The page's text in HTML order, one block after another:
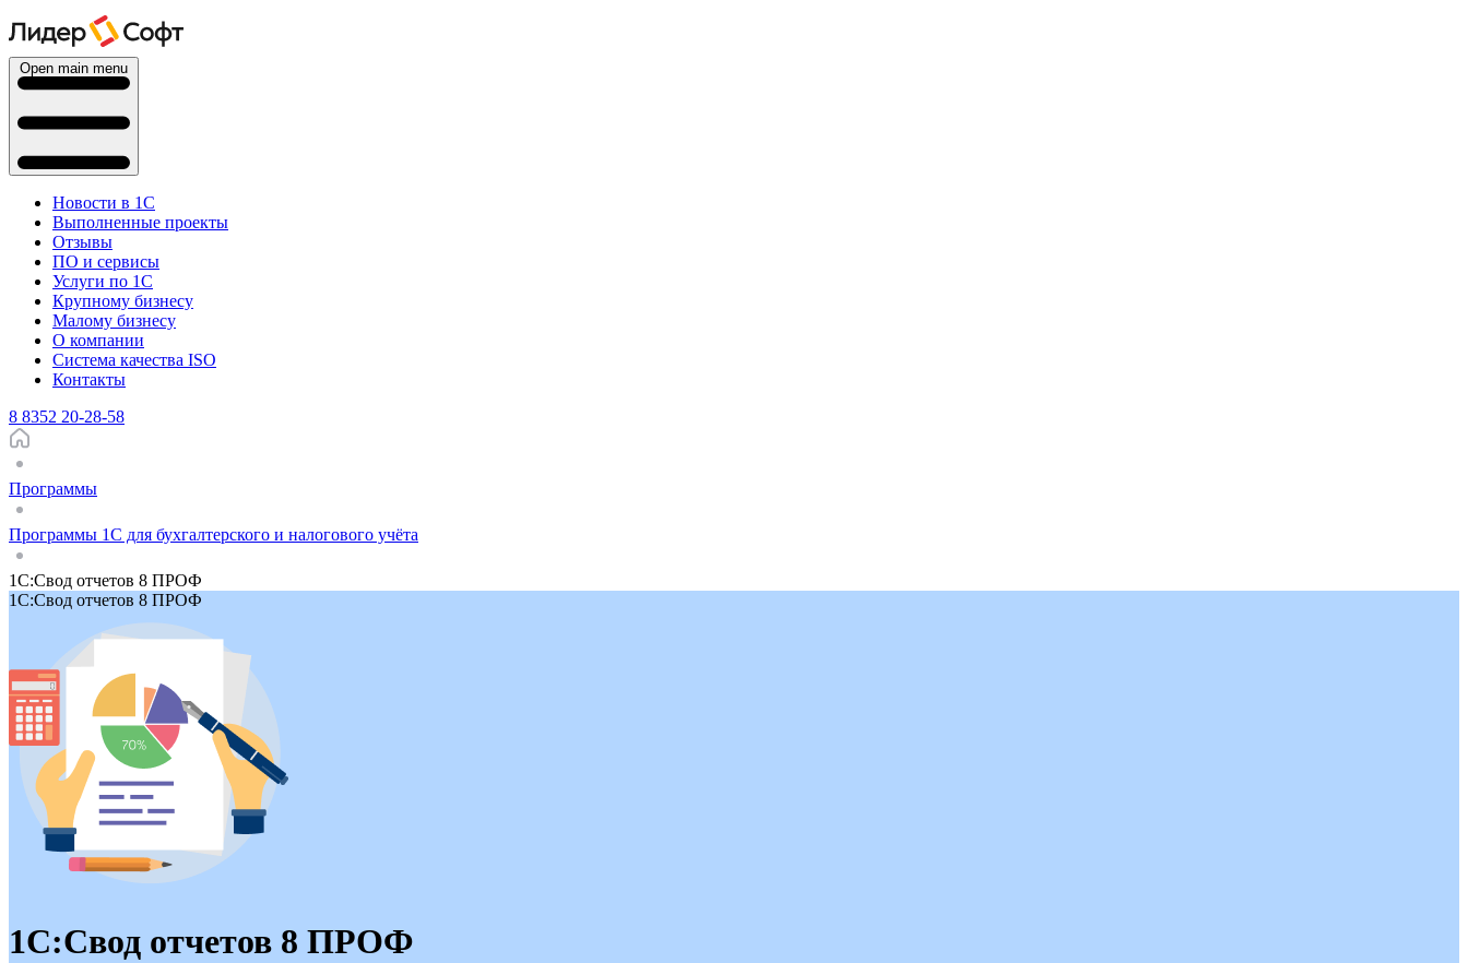
Open main menu
Новости в 1С
Выполненные проекты
Отзывы
ПО и сервисы
Услуги по 1С
Крупному бизнесу
Малому бизнесу
О компании
Система качества ISO
Контакты
8 8352 20-28-58
Программы
Программы 1С для бухгалтерского и налогового учёта
1С:Свод отчетов 8 ПРОФ
1С:Свод отчетов 8 ПРОФ
1С:Свод отчетов 8 ПРОФ